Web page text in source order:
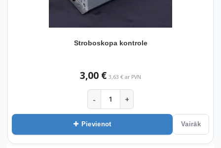
Stroboskopa kontrole
3,00 € 3,63 € ar PVN
- +
Pievienot Vairāk